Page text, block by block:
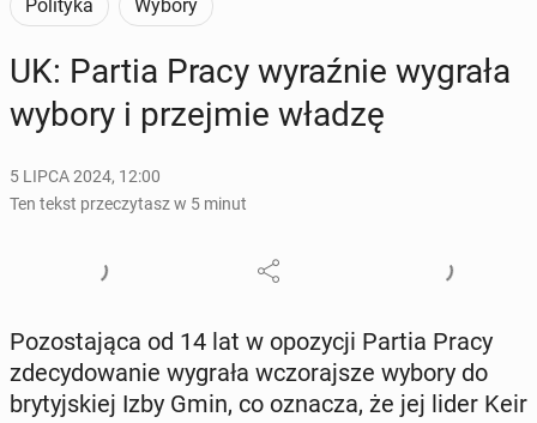
Polityka Wybory
UK: Partia Pracy wy­raź­nie wygrała
wybory i przej­mie władzę
5 LIPCA 2024, 12:00
Ten tekst przeczytasz w 5 minut
Po­zo­sta­ją­ca od 14 lat w opo­zy­cji Partia Pracy
zde­cy­do­wa­nie wygrała wczo­raj­sze wybory do
bry­tyj­skiej Izby Gmin, co oznacza, że jej lider Keir